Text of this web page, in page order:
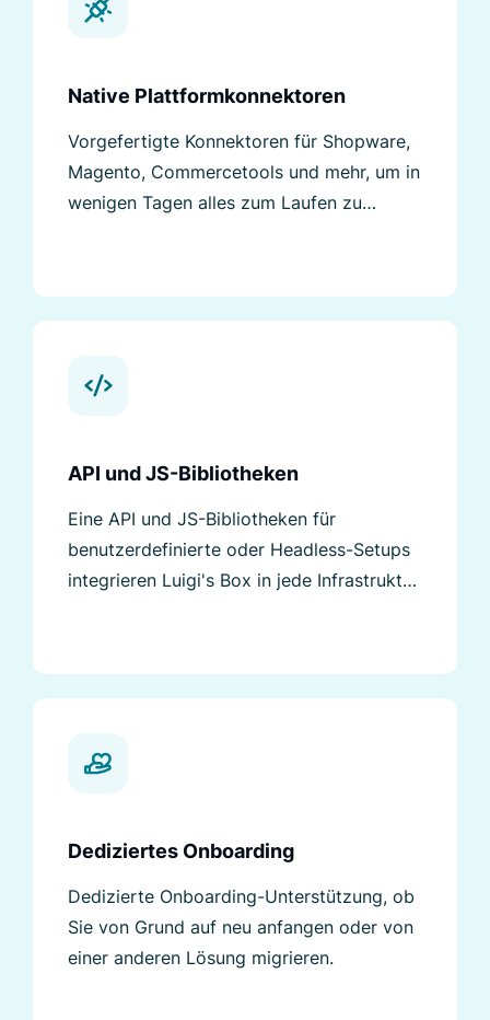
Native Plattformkonnektoren
Vorgefertigte Konnektoren für Shopware,
Magento, Commercetools und mehr, um in
wenigen Tagen alles zum Laufen zu
API und JS-Bibliotheken
Eine API und JS-Bibliotheken für
benutzerdefinierte oder Headless-Setups
integrieren Luigi's Box in jede Infrastruktur
Dediziertes Onboarding
Dedizierte Onboarding-Unterstützung, ob
Sie von Grund auf neu anfangen oder von
einer anderen Lösung migrieren.